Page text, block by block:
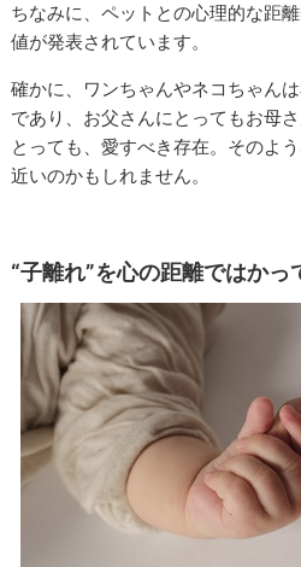
ちなみに、ペットとの心理的な距
値が発表されています。
確かに、ワンちゃんやネコちゃん
であり、お父さんにとってもお母
とっても、愛すべき存在。そのよ
近いのかもしれません。
“子離れ”を心の距離ではか